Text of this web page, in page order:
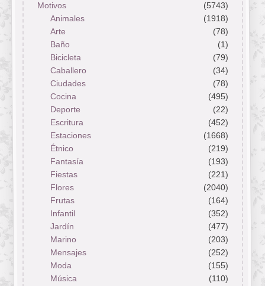
Motivos
(5743)
Animales
(1918)
Arte
(78)
Baño
(1)
Bicicleta
(79)
Caballero
(34)
Ciudades
(78)
Cocina
(495)
Deporte
(22)
Escritura
(452)
Estaciones
(1668)
Étnico
(219)
Fantasía
(193)
Fiestas
(221)
Flores
(2040)
Frutas
(164)
Infantil
(352)
Jardín
(477)
Marino
(203)
Mensajes
(252)
Moda
(155)
Música
(110)